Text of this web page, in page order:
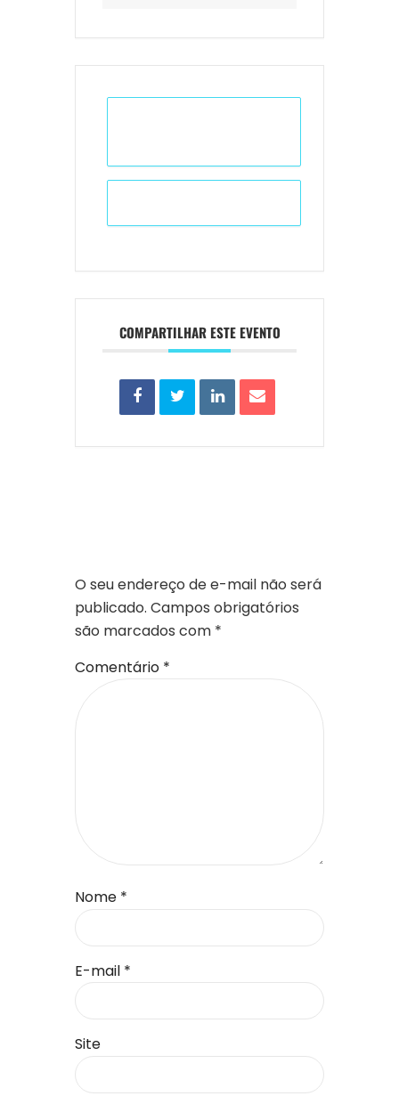
COMPARTILHAR ESTE EVENTO
O seu endereço de e-mail não será
publicado. Campos obrigatórios
são marcados com *
Comentário *
Nome *
E-mail *
Site